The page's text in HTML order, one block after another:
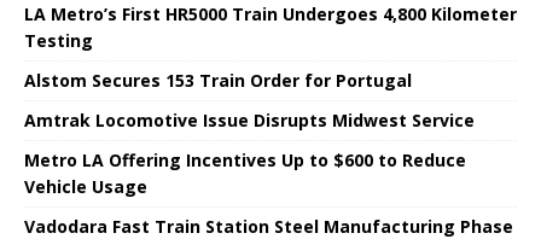
LA Metro’s First HR5000 Train Undergoes 4,800 Kilometer
Testing
Alstom Secures 153 Train Order for Portugal
Amtrak Locomotive Issue Disrupts Midwest Service
Metro LA Offering Incentives Up to $600 to Reduce
Vehicle Usage
Vadodara Fast Train Station Steel Manufacturing Phase